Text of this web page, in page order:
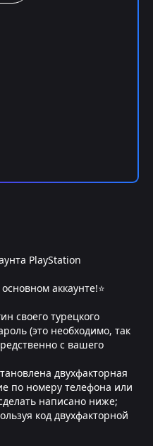
PlayStation
аккаунте!⭐
своего турецкого
(это необходимо, так
с вашего
двухфакторная
по номеру телефона или
написано ниже;
код двухфакторной